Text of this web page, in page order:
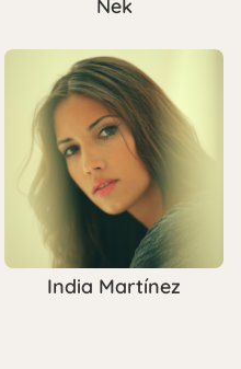
Nek
India Martínez